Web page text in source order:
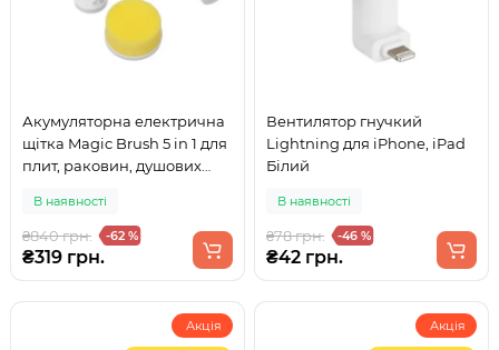
Акумуляторна електрична
щітка Magic Brush 5 in 1 для
плит, раковин, душових
В наявності
₴840 грн. -62 %
₴319 грн.
Вентилятор гнучкий
Lightning для iPhone, iPad
Білий
В наявності
₴78 грн. -46 %
₴42 грн.
Акція Акція